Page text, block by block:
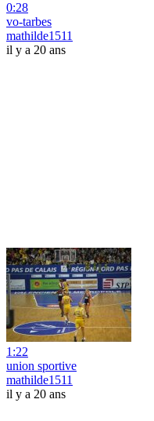
0:28
vo-tarbes
mathilde1511
il y a 20 ans
1:22
union sportive
mathilde1511
il y a 20 ans